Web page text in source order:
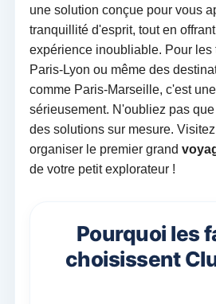
une solution conçue pour vous
tranquillité d'esprit, tout en
expérience inoubliable. Pour les
Paris-Lyon ou même des
comme Paris-Marseille, c'est
sérieusement. N'oubliez pas
des solutions sur mesure.
organiser le premier grand
de votre petit explorateur !
Pourquoi les
choisissent